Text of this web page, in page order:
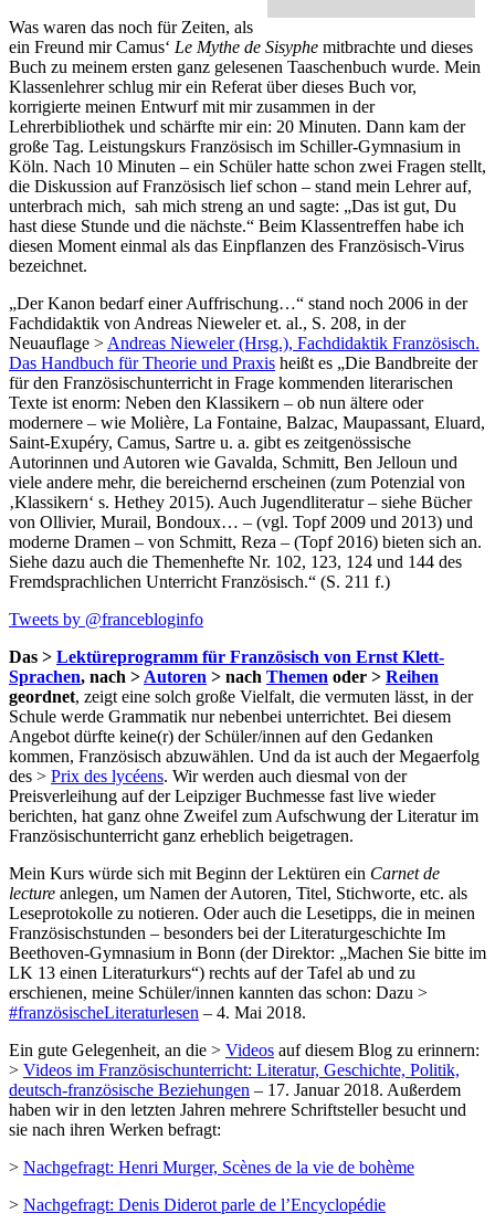
Was waren das noch für Zeiten, als
ein Freund mir Camus‘ Le Mythe de Sisyphe mitbrachte und dieses
Buch zu meinem ersten ganz gelesenen Taaschenbuch wurde. Mein
Klassenlehrer schlug mir ein Referat über dieses Buch vor,
korrigierte meinen Entwurf mit mir zusammen in der
Lehrerbibliothek und schärfte mir ein: 20 Minuten. Dann kam der
große Tag. Leistungskurs Französisch im Schiller-Gymnasium in
Köln. Nach 10 Minuten – ein Schüler hatte schon zwei Fragen stellt,
die Diskussion auf Französisch lief schon – stand mein Lehrer auf,
unterbrach mich, sah mich streng an und sagte: „Das ist gut, Du
hast diese Stunde und die nächste.“ Beim Klassentreffen habe ich
diesen Moment einmal als das Einpflanzen des Französisch-Virus
bezeichnet.
„Der Kanon bedarf einer Auffrischung…“ stand noch 2006 in der
Fachdidaktik von Andreas Nieweler et. al., S. 208, in der
Neuauflage > Andreas Nieweler (Hrsg.), Fachdidaktik Französisch.
Das Handbuch für Theorie und Praxis heißt es „Die Bandbreite der
für den Französischunterricht in Frage kommenden literarischen
Texte ist enorm: Neben den Klassikern – ob nun ältere oder
modernere – wie Molière, La Fontaine, Balzac, Maupassant, Eluard,
Saint-Exupéry, Camus, Sartre u. a. gibt es zeitgenössische
Autorinnen und Autoren wie Gavalda, Schmitt, Ben Jelloun und
viele andere mehr, die bereichernd erscheinen (zum Potenzial von
‚Klassikern‘ s. Hethey 2015). Auch Jugendliteratur – siehe Bücher
von Ollivier, Murail, Bondoux… – (vgl. Topf 2009 und 2013) und
moderne Dramen – von Schmitt, Reza – (Topf 2016) bieten sich an.
Siehe dazu auch die Themenhefte Nr. 102, 123, 124 und 144 des
Fremdsprachlichen Unterricht Französisch.“ (S. 211 f.)
Tweets by @francebloginfo
Das > Lektüreprogramm für Französisch von Ernst Klett-
Sprachen, nach > Autoren > nach Themen oder > Reihen
geordnet, zeigt eine solch große Vielfalt, die vermuten lässt, in der
Schule werde Grammatik nur nebenbei unterrichtet. Bei diesem
Angebot dürfte keine(r) der Schüler/innen auf den Gedanken
kommen, Französisch abzuwählen. Und da ist auch der Megaerfolg
des > Prix des lycéens. Wir werden auch diesmal von der
Preisverleihung auf der Leipziger Buchmesse fast live wieder
berichten, hat ganz ohne Zweifel zum Aufschwung der Literatur im
Französischunterricht ganz erheblich beigetragen.
Mein Kurs würde sich mit Beginn der Lektüren ein Carnet de
lecture anlegen, um Namen der Autoren, Titel, Stichworte, etc. als
Leseprotokolle zu notieren. Oder auch die Lesetipps, die in meinen
Französischstunden – besonders bei der Literaturgeschichte Im
Beethoven-Gymnasium in Bonn (der Direktor: „Machen Sie bitte im
LK 13 einen Literaturkurs“) rechts auf der Tafel ab und zu
erschienen, meine Schüler/innen kannten das schon: Dazu >
#französischeLiteraturlesen – 4. Mai 2018.
Ein gute Gelegenheit, an die > Videos auf diesem Blog zu erinnern:
> Videos im Französischunterricht: Literatur, Geschichte, Politik,
deutsch-französische Beziehungen – 17. Januar 2018. Außerdem
haben wir in den letzten Jahren mehrere Schriftsteller besucht und
sie nach ihren Werken befragt:
> Nachgefragt: Henri Murger, Scènes de la vie de bohème
> Nachgefragt: Denis Diderot parle de l’Encyclopédie